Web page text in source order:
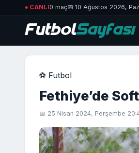
● CANLI0 maç📅 10 Ağustos 2026,
⚽ Futbol
Fethiye’de
📅 25 Nisan 2024, Perşembe